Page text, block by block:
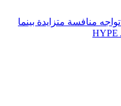
تقول جي بي مورغان إن Hyperliquid تواجه منافسة متزايدة بينما